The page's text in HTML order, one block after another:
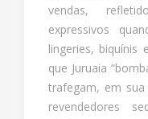
vendas,
expressivos
lingeries, biquínis
que Juruaia
trafegam, em
revendedores